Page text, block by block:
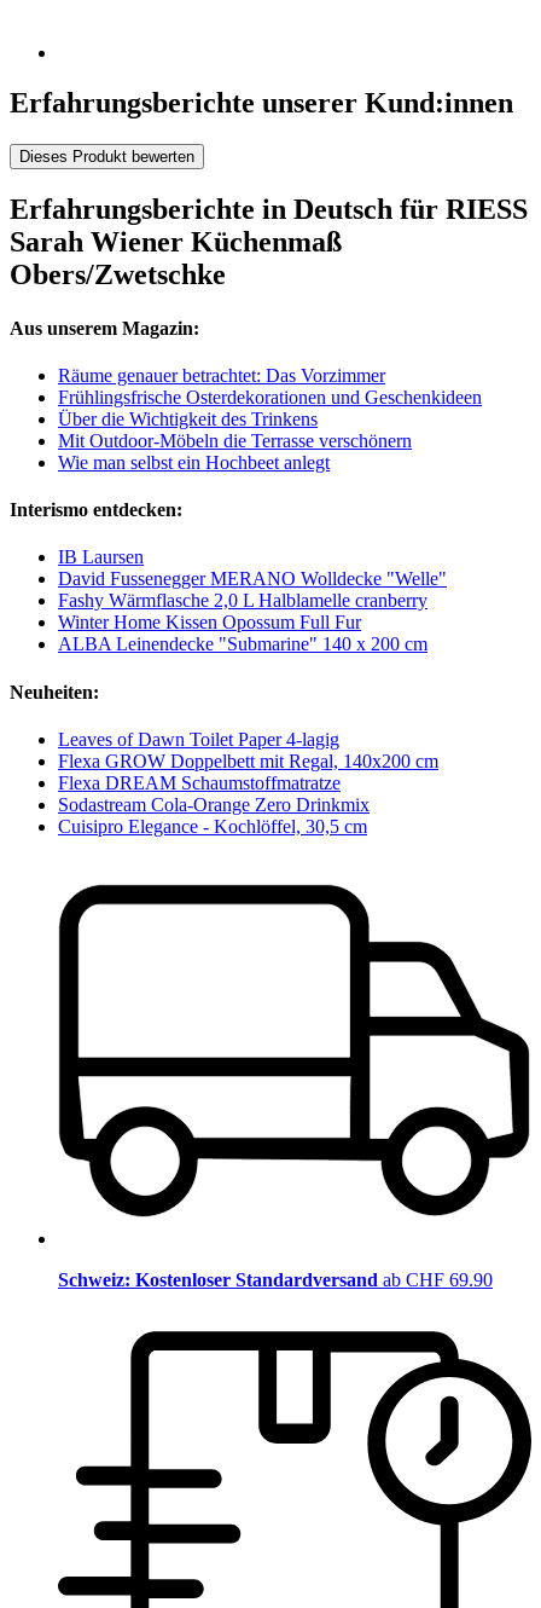
Erfahrungsberichte unserer Kund:innen
Dieses Produkt bewerten
Erfahrungsberichte in Deutsch für RIESS
Sarah Wiener Küchenmaß
Obers/Zwetschke
Aus unserem Magazin:
Räume genauer betrachtet: Das Vorzimmer
Frühlingsfrische Osterdekorationen und Geschenkideen
Über die Wichtigkeit des Trinkens
Mit Outdoor-Möbeln die Terrasse verschönern
Wie man selbst ein Hochbeet anlegt
Interismo entdecken:
IB Laursen
David Fussenegger MERANO Wolldecke "Welle"
Fashy Wärmflasche 2,0 L Halblamelle cranberry
Winter Home Kissen Opossum Full Fur
ALBA Leinendecke "Submarine" 140 x 200 cm
Neuheiten:
Leaves of Dawn Toilet Paper 4-lagig
Flexa GROW Doppelbett mit Regal, 140x200 cm
Flexa DREAM Schaumstoffmatratze
Sodastream Cola-Orange Zero Drinkmix
Cuisipro Elegance - Kochlöffel, 30,5 cm
Schweiz: Kostenloser Standardversand ab CHF 69.90